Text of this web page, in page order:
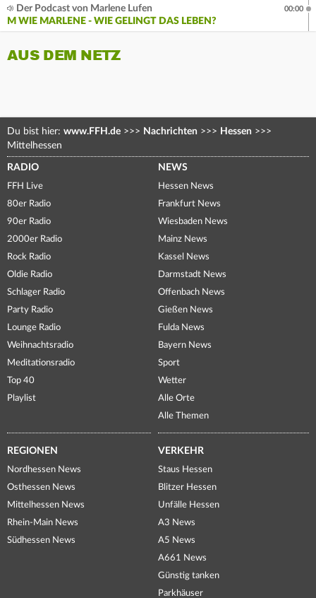
Der Podcast von Marlene Lufen
M WIE MARLENE - WIE GELINGT DAS LEBEN?
00:00
AUS DEM NETZ
Du bist hier: www.FFH.de >>> Nachrichten >>> Hessen >>>
Mittelhessen
RADIO
FFH Live
80er Radio
90er Radio
2000er Radio
Rock Radio
Oldie Radio
Schlager Radio
Party Radio
Lounge Radio
Weihnachtsradio
Meditationsradio
Top 40
Playlist
NEWS
Hessen News
Frankfurt News
Wiesbaden News
Mainz News
Kassel News
Darmstadt News
Offenbach News
Gießen News
Fulda News
Bayern News
Sport
Wetter
Alle Orte
Alle Themen
REGIONEN
Nordhessen News
Osthessen News
Mittelhessen News
Rhein-Main News
Südhessen News
VERKEHR
Staus Hessen
Blitzer Hessen
Unfälle Hessen
A3 News
A5 News
A661 News
Günstig tanken
Parkhäuser